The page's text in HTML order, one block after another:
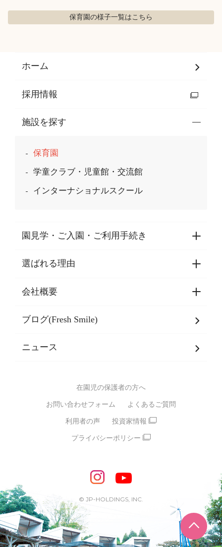
保育園の様子一覧はこちら
ページ
ホーム
採用情報
施設を探す
保育園
学童クラブ・児童館・交流館
インターナショナルスクール
園見学・ご入園・ご利用手続き
園見学・ご入園・ご利用手続き
東京都認証保育所空き状況
選ばれる理由
選ばれる理由一覧
乳児期・幼児期・
バイリンガル保育園
スポーツ保育園
モンテッソーリ式保育園
STEAMS保育・学童
えいご
めざせ！バイリンガル！
めざせ！アスリート教室
ピアノ教室♪ ドレミっこ
めざせ!HIPHOPダンサー!
会社概要
会社概要
SDGsについて
ブログ(Fresh Smile)
ニュース
在園児の保護者の方へ
お問い合わせフォーム よくあるご質問
利用者の声 投資家情報
プライバシーポリシー
© JP-HOLDINGS, INC.